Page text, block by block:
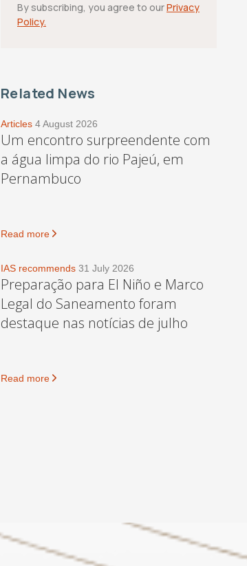
By subscribing, you agree to ourPrivacy
Policy.
Related News
Articles 4 August 2026
Um encontro surpreendente com
a água limpa do rio Pajeú, em
Pernambuco
Read more
IAS recommends 31 July 2026
Preparação para El Niño e Marco
Legal do Saneamento foram
destaque nas notícias de julho
Read more